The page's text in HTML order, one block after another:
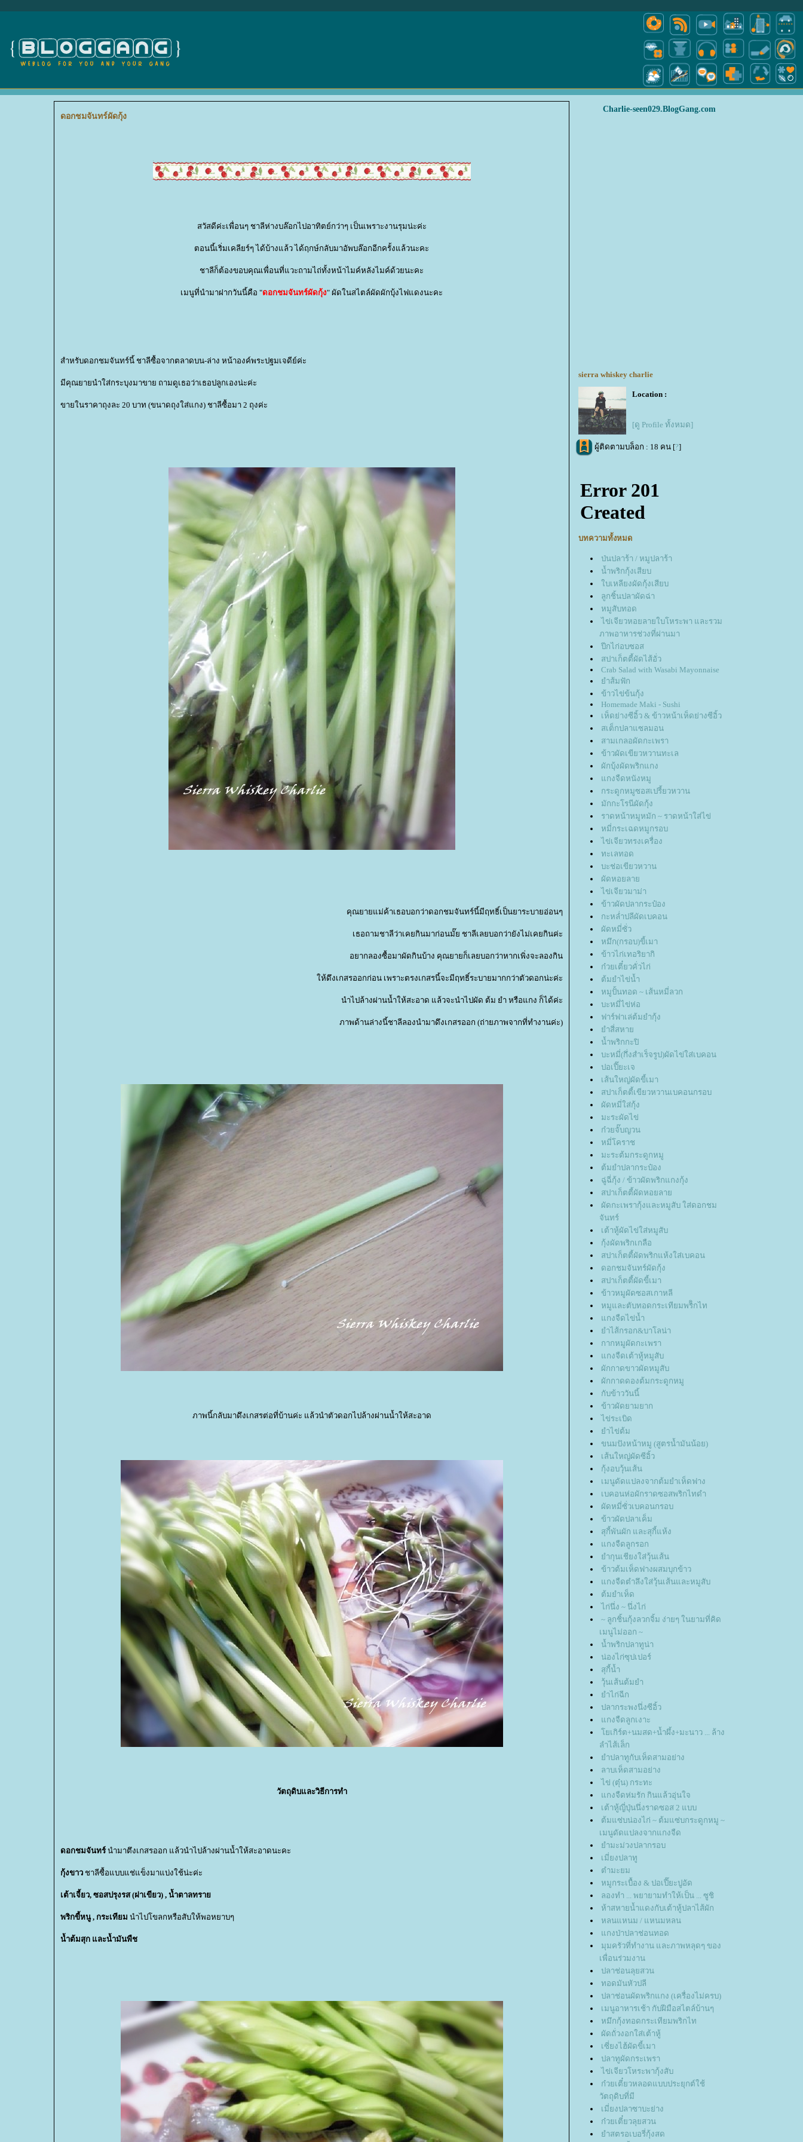
ดอกชมจันทร์ผัดกุ้ง
สวัสดีค่ะเพื่อนๆ ชาลีห่างบล๊อกไปอาทิตย์กว่าๆ เป็นเพราะงานรุมน่ะค่ะ
ตอนนี้เริ่มเคลียร์ๆ ได้บ้างแล้ว ได้ฤกษ์กลับมาอัพบล๊อกอีกครั้งแล้วนะคะ
ชาลีก็ต้องขอบคุณเพื่อนที่แวะถามไถ่ทั้งหน้าไมค์หลังไมค์ด้วยนะคะ
เมนูที่นำมาฝากวันนี้คือ "ดอกชมจันทร์ผัดกุ้ง" ผัดในสไตล์ผัดผักบุ้งไฟแดงนะคะ
สำหรับดอกชมจันทร์นี้ ชาลีซื้อจากตลาดบน-ล่าง หน้าองค์พระปฐมเจดีย์ค่ะ
มีคุณยายนำใส่กระบุงมาขาย ถามดูเธอว่าเธอปลูกเองน่ะค่ะ
ขายในราคาถุงละ 20 บาท (ขนาดถุงใส่แกง) ชาลีซื้อมา 2 ถุงค่ะ
คุณยายแม่ค้าเธอบอกว่าดอกชมจันทร์นี้มีฤทธิ์เป็นยาระบายอ่อนๆ
เธอถามชาลีว่าเคยกินมาก่อนมั๊ย ชาลีเลยบอกว่ายังไม่เคยกินค่ะ
อยากลองซื้อมาผัดกินบ้าง คุณยายก็เลยบอกว่าหากเพิ่งจะลองกิน
ห้ดึงเกสรออกก่อน เพราะตรงเกสรนี้จะมีฤทธิ์ระบายมากกว่าตัวดอกน่ะค่ะ
นำไปล้างผ่านน้ำให้สะอาด แล้วจะนำไปผัด ต้ม ยำ หรือแกง ก็ได้ค่ะ
ภาพด้านล่างนี้ชาลีลองนำมาดึงเกสรออก (ถ่ายภาพจากที่ทำงานค่ะ)
ภาพนี้กลับมาดึงเกสรต่อที่บ้านค่ะ แล้วนำตัวดอกไปล้างผ่านน้ำให้สะอาด
วัตถุดิบและวิธีการทำ
ดอกชมจันทร์นำมาตึงเกสรออก แล้วนำไปล้างผ่านน้ำให้สะอาดนะคะ
กุ้งขาว ชาลีซื้อแบบแช่แข็งมาแบ่งใช้น่ะค่ะ
เต้าเจี้ยว, ซอสปรุงรส (ฝาเขียว) , น้ำตาลทรา
พริกขี้หนู , กระเทียม นำไปโขลกหรือสับให้พอหยาบๆ
น้ำต้มสุก และน้ำมันพืช
Charlie-seen029.BlogGang.com
sierra whiskey charlie
Location :
[ดู Profile ทั้งหมด]
ผู้ติดตามบล็อก : 18 คน [?]
บทความทั้งหมด
ป่นปลาร้า / หมูปลาร้า
น้ำพริกกุ้งเสียบ
บเหลียงผัดกุ้งเสียบ
ลูกชิ้นปลาผัดฉ่า
หมูสับทอด
ไข่เจียวหอยลายใบโหระพา และรวม
ภาพอาหารช่วงที่ผ่านมา
ปีกไก่อบซอส
สปาเก็ตตี้ผัดไส้อั่ว
Crab Salad with Wasabi Mayonnaise
ำส้มฟัก
ข้าวไข่ข้นกุ้ง
Homemade Maki - Sushi
เห็ดย่างซีอิ้ว & ข้าวหน้าเห็ดย่างซีอิ้ว
สเต็กปลาแซลมอน
สามเกลอผัดกะเพรา
ข้าวผัดเขียวหวานทะเล
ผักบุ้งผัดพริกแกง
กงจืดหนังหมู
กระดูกหมูซอสเปรี้ยวหวาน
มักกะโรนีผัดกุ้ง
ราดหน้าหมูหมัก ~ ราดหน้าใส่ไข่
หมี่กระเฉดหมูกรอบ
ไข่เจียวทรงเครื่อง
ทะเลทอด
บะช่อเขียวหวาน
ผัดหอยลา
ไข่เจียวมาม่า
ข้าวผัดปลากระป๋อง
กะหล่ำปลีผัดเบคอน
ผัดหมี่ซั่ว
หมึก(กรอบ)ขี้เมา
ข้าวไก่เทอริยากิ
ก๋วยเตี๋ยวคั่วไก่
ต้มยำไข่น้ำ
หมูปั้นทอด ~ เส้นหมี่ลวก
บะหมี่ไข่ห่อ
ฟาร์ฟาเล่ต้มยำกุ้ง
ำสี่สหา
น้ำพริกกะปิ
บะหมี่(กึ่งสำเร็จรูป)ผัดไข่ใส่เบคอน
ปอเปี๊ยะเจ
เส้นใหญ่ผัดขี้เมา
สปาเก็ตตี้เขียวหวานเบคอนกรอบ
ผัดหมี่ใส่กุ้ง
มะระผัดไข่
ก๋วยจั๊บญวน
หมี่โคราช
มะระต้มกระดูกหมู
ต้มยำปลากระป๋อง
ฉู่ฉี่กุ้ง / ข้าวผัดพริกแกงกุ้ง
สปาเก็ตตี้ผัดหอยลา
ผัดกะเพรากุ้งและหมูสับ ใส่ดอกชม
จันทร์
เต้าหู้ผัดไข่ใส่หมูสับ
กุ้งผัดพริกเกลือ
สปาเก็ตตี้ผัดพริกแห้งใส่เบคอน
ดอกชมจันทร์ผัดกุ้ง
สปาเก็ตตี้ผัดขี้เมา
ข้าวหมูผัดซอสเกาหลี
หมูและตับทอดกระเทียมพริิกไท
กงจืดไข่น้ำ
ำไส้กรอก&บาโลน่า
กากหมูผัดกะเพรา
กงจืดเต้าหู้หมูสับ
ผักกาดขาวผัดหมูสับ
ผักกาดดองต้มกระดูกหมู
กับข้าววันนี้
ข้าวผัดยามยาก
ไข่ระเบิด
ำไข่ต้ม
ขนมปังหน้าหมู (สูตรน้ำมันน้อย)
เส้นใหญ่ผัดซีอิ้ว
กุ้งอบวุ้นเส้น
เมนูดัดแปลงจากต้มยำเห็ดฟาง
เบคอนห่อผักราดซอสพริกไทดำ
ผัดหมี่ซั่วเบคอนกรอบ
ข้าวผัดปลาเค็ม
สุกี้พันผัก และสุกี้แห้ง
กงจืดลูกรอก
ำกุนเชียงใส่วุ้นเส้น
ข้าวต้มเห็ดฟางผสมบุกข้าว
กงจืดตำลึงใส่วุ้นเส้นและหมูสับ
ต้มยำเห็ด
ไก่นึ่ง ~ นึ่งไก่
~ ลูกชิ้นกุ้งลวกจิ้ม ง่ายๆ ในยามที่คิด
เมนูไม่ออก ~
น้ำพริกปลาทูน่า
น่องไก่ซุปเปอร์
สุกี้น้ำ
วุ้นเส้นต้มยำ
ำไก่ฉีก
ปลากระพงนึ่งซีอิ้ว
กงจืดลูกเงาะ
เกิร์ต+นมสด+น้ำผึ้ง+มะนาว ... ล้าง
ลำไส้เล็ก
ำปลาทูกับเห็ดสามอย่าง
ลาบเห็ดสามอย่าง
ไข่ (ตุ๋น) กระทะ
กงจืดห่มรัก กินแล้วอุ่นใจ
เต้าหู้ญี่ปุ่นนึ่งราดซอส 2 แบบ
ต้มแซ่บน่องไก่ ~ ต้มแซ่บกระดูกหมู ~
เมนูดัดแปลงจากแกงจืด
ำมะม่วงปลากรอบ
เมี่ยงปลาทู
ตำมะยม
หมูกระเบื้อง & ปอเปี๊ยะปูอัด
ลองทำ ... พยายามทำให้เป็น ... ซูชิ
ห้าสหายน้ำแดงกับเต้าหู้ปลาไส้ผัก
หลนแหนม / แหนมหลน
กงป่าปลาช่อนทอด
มุมครัวที่ทำงาน และภาพหลุดๆ ของ
เพื่อนร่วมงาน
ปลาช่อนลุยสวน
ทอดมันหัวปลี
ปลาช่อนผัดพริกแกง (เครื่องไม่ครบ)
เมนูอาหารเช้า กับฝีมือสไตล์บ้านๆ
หมึกกุ้งทอดกระเทียมพริกไท
ผัดถั่วงอกใส่เต้าหู้
เซี่ยงไฮ้ผัดขี้เมา
ปลาทูผัดกระเพรา
ไข่เจียวโหระพากุ้งสับ
ก๋วยเตี๋ยวหลอดแบบประยุกต์ใช้
วัตถุดิบที่มี
เมี่ยงปลาซาบะย่าง
ก๋วยเตี๋ยวลุยสวน
ำสตรอเบอรี่กุ้งสด